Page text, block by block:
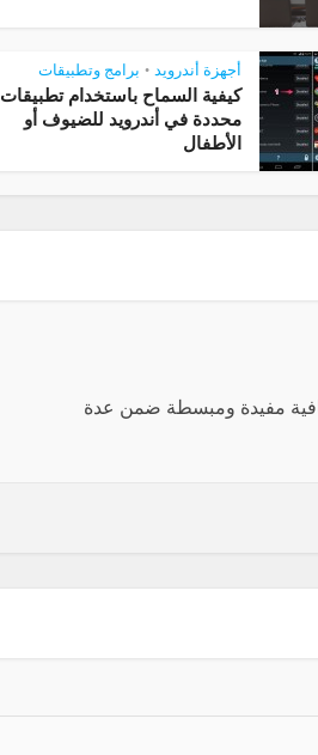
أجهزة أندرويد • برامج وتطبيقات
كيفية السماح باستخدام تطبيقات
محددة في أندرويد للضيوف أو
الأطفال
مفيدة ومبسطة ضمن عدة